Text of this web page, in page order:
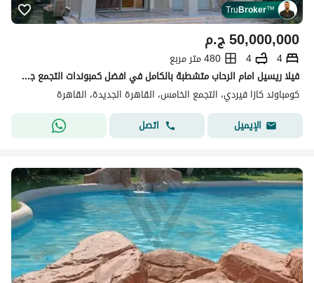
TruBroker™
ج.م50,000,000
4
4
480 متر مربع
فيلا ريسيل امام الرحاب متشطبة بالكامل في افضل كمبوندات التجمع جاهز للاستلام الفوري
كومباوند كازا فيردي، التجمع الخامس، القاهرة الجديدة، القاهرة
الإيميل
اتصل